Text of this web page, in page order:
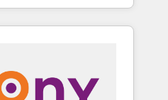
implementation,
across modern
with real
our consultants have